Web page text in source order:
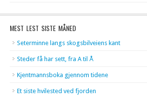
MEST LEST SISTE MÅNED
Seterminne langs skogsbilveiens kant
Steder få har sett, fra A til Å
Kjentmannsboka gjennom tidene
Et siste hvilested ved fjorden